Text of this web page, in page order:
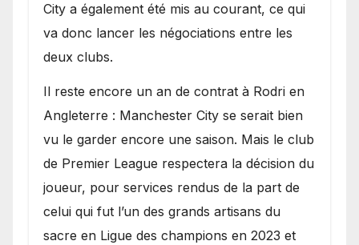
City a également été mis au courant, ce qui
va donc lancer les négociations entre les
deux clubs.
​Il reste encore un an de contrat à Rodri en
Angleterre : Manchester City se serait bien
vu le garder encore une saison. Mais le club
de Premier League respectera la décision du
joueur, pour services rendus de la part de
celui qui fut l’un des grands artisans du
sacre en Ligue des champions en 2023 et